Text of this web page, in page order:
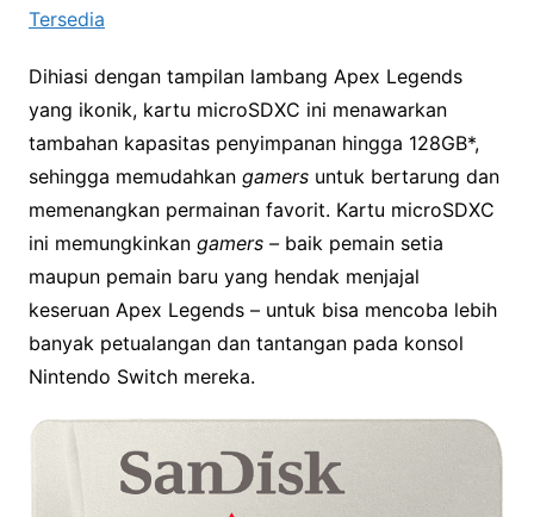
Tersedia
Dihiasi dengan tampilan lambang Apex Legends
yang ikonik, kartu microSDXC ini menawarkan
tambahan kapasitas penyimpanan hingga 128GB*,
sehingga memudahkan gamers untuk bertarung dan
memenangkan permainan favorit. Kartu microSDXC
ini memungkinkan gamers –baik pemain setia
maupun pemain baru yang hendak menjajal
keseruan Apex Legends – untuk bisa mencoba lebih
banyak petualangan dan tantangan pada konsol
Nintendo Switch mereka.